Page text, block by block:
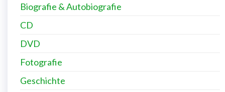
Biografie & Autobiografie
CD
DVD
Fotografie
Geschichte